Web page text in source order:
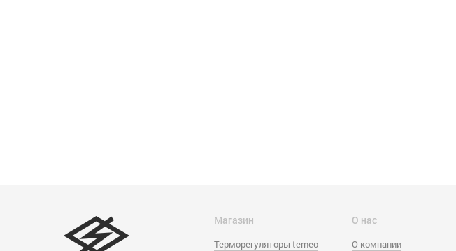
Магазин
Терморегуляторы terneo
О нас
О компании